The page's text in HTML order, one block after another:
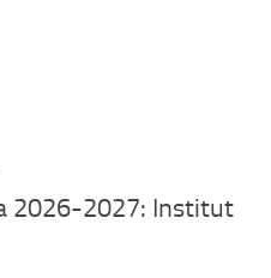
2026-2027: Institut